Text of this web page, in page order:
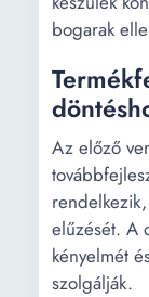
bogarak
Az előző
elűzését. A
kényelmét
szolgálják.